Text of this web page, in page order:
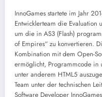
InnoGames startete im Jahr
Entwicklerteam die Evaluation
um die in AS3 (Flash)
of Empires“ zu konvertieren.
Kombination mit dem Open-
ermöglicht, Programmcode in
unter anderem HTML5
Team unter der technischen
Software Developer